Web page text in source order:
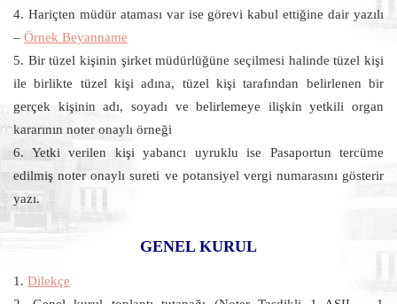
4. Hariçten müdür ataması var ise görevi kabul ettiğine dair yazılı
– Örnek Beyanname
5. Bir tüzel kişinin şirket müdürlüğüne seçilmesi halinde tüzel kişi
ile birlikte tüzel kişi adına, tüzel kişi tarafından belirlenen bir
gerçek kişinin adı, soyadı ve belirlemeye ilişkin yetkili organ
kararının noter onaylı örneği
6. Yetki verilen kişi yabancı uyruklu ise Pasaportun tercüme
edilmiş noter onaylı sureti ve potansiyel vergi numarasını gösterir
yazı.
GENEL KURUL
1. Dilekçe